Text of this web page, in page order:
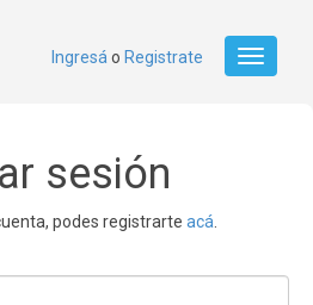
Toggle
Ingresá o Registrate
sesión
podes registrarte acá